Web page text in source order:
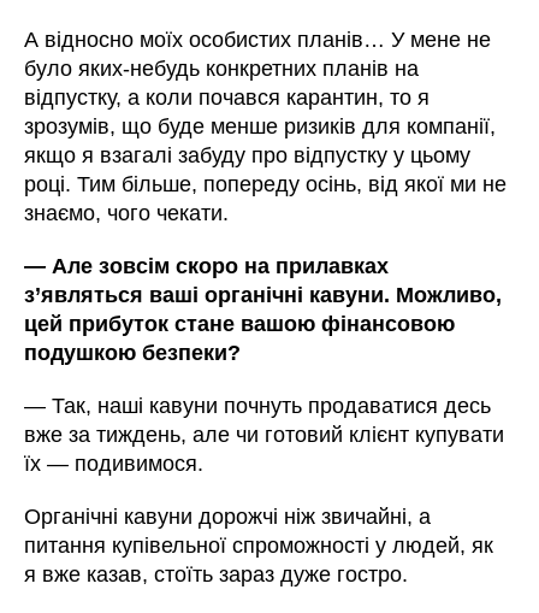
А відносно моїх особистих планів… У мене не
було яких-небудь конкретних планів на
відпустку, а коли почався карантин, то я
зрозумів, що буде менше ризиків для компанії,
якщо я взагалі забуду про відпустку у цьому
році. Тим більше, попереду осінь, від якої ми не
знаємо, чого чекати.
— Але зовсім скоро на прилавках
з’являться ваші органічні кавуни. Можливо,
цей прибуток стане вашою фінансовою
подушкою безпеки?
—Так, наші кавуни почнуть продаватися десь
вже за тиждень, але чи готовий клієнт купувати
їх— подивимося.
Органічні кавуни дорожчі ніж звичайні, а
питання купівельної спроможності у людей, як
я вже казав, стоїть зараз дуже гостро.